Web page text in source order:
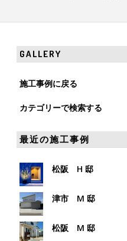
GALLERY
施工事例に戻る
カテゴリーで検索する
最近の施工事例
松阪 H 邸
津市 M 邸
松阪 M 邸